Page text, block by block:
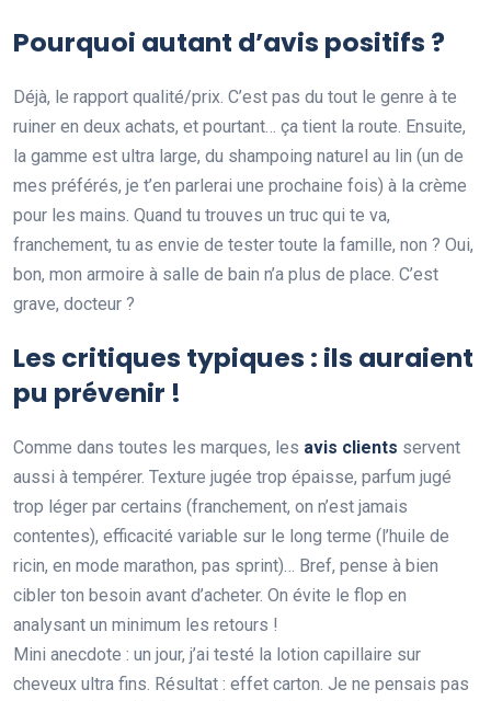
Pourquoi autant d’avis positifs ?
Déjà, le rapport qualité/prix. C’est pas du tout le genre à te
ruiner en deux achats, et pourtant… ça tient la route. Ensuite,
la gamme est ultra large, du shampoing naturel au lin (un de
mes préférés, je t’en parlerai une prochaine fois) à la crème
pour les mains. Quand tu trouves un truc qui te va,
franchement, tu as envie de tester toute la famille, non ? Oui,
bon, mon armoire à salle de bain n’a plus de place. C’est
grave, docteur ?
Les critiques typiques : ils auraient
pu prévenir !
Comme dans toutes les marques, les avis clients servent
aussi à tempérer. Texture jugée trop épaisse, parfum jugé
trop léger par certains (franchement, on n’est jamais
contentes), efficacité variable sur le long terme (l’huile de
ricin, en mode marathon, pas sprint)… Bref, pense à bien
cibler ton besoin avant d’acheter. On évite le flop en
analysant un minimum les retours !
Mini anecdote : un jour, j’ai testé la lotion capillaire sur
cheveux ultra fins. Résultat : effet carton. Je ne pensais pas